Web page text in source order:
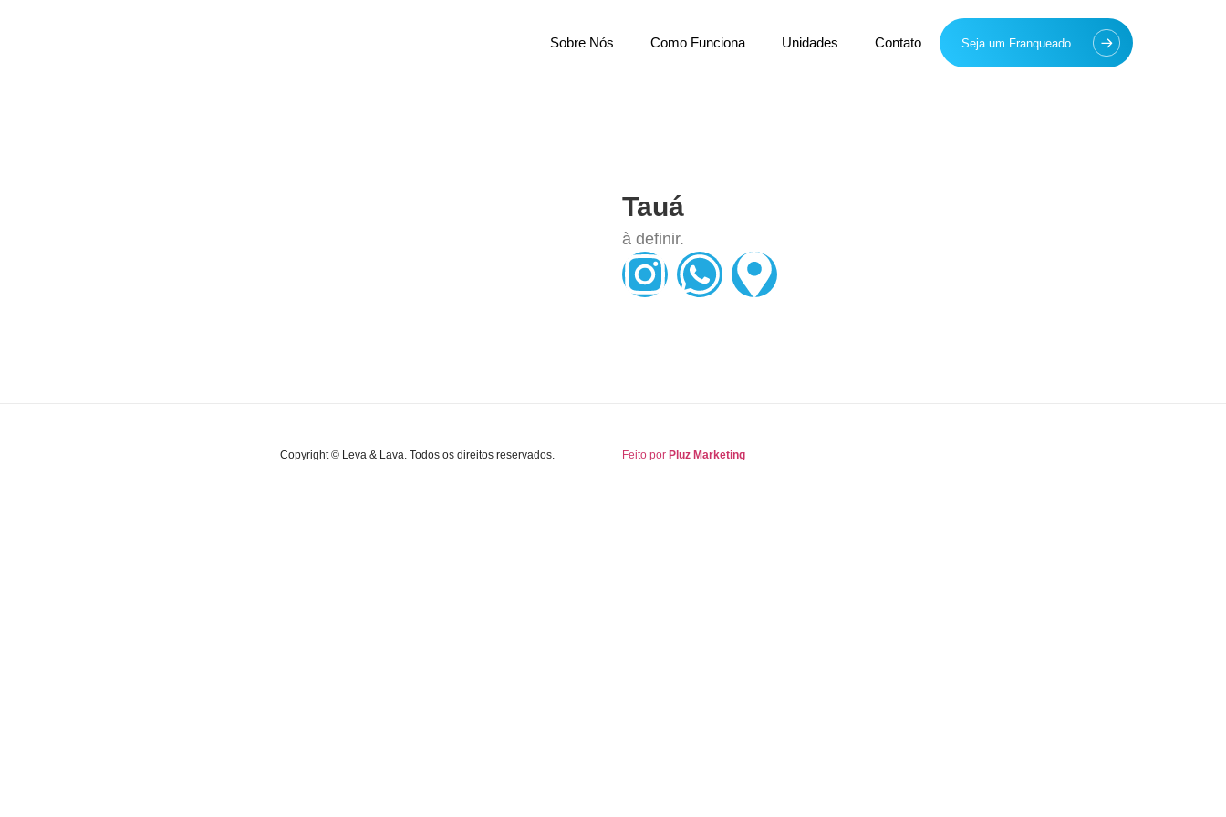
Sobre Nós Como Funciona Unidades Contato Seja um Franqueado
Tauá
à definir.
Copyright © Leva & Lava. Todos os direitos reservados. Feito por Pluz Marketing